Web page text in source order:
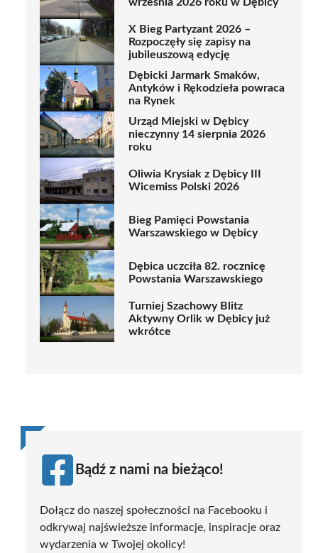
X Bieg Partyzant 2026 –
Rozpoczęły się zapisy na
jubileuszową edycję
Dębicki Jarmark Smaków,
Antyków i Rękodzieła powraca
na Rynek
Urząd Miejski w Dębicy
nieczynny 14 sierpnia 2026
roku
Oliwia Krysiak z Dębicy III
Wicemiss Polski 2026
Bieg Pamięci Powstania
Warszawskiego w Dębicy
Dębica uczciła 82. rocznicę
Powstania Warszawskiego
Turniej Szachowy Blitz
Aktywny Orlik w Dębicy już
wkrótce
Bądź z nami na bieżąco!
Dołącz do naszej społeczności na Facebooku i
odkrywaj najświeższe informacje, inspiracje oraz
wydarzenia w Twojej okolicy!